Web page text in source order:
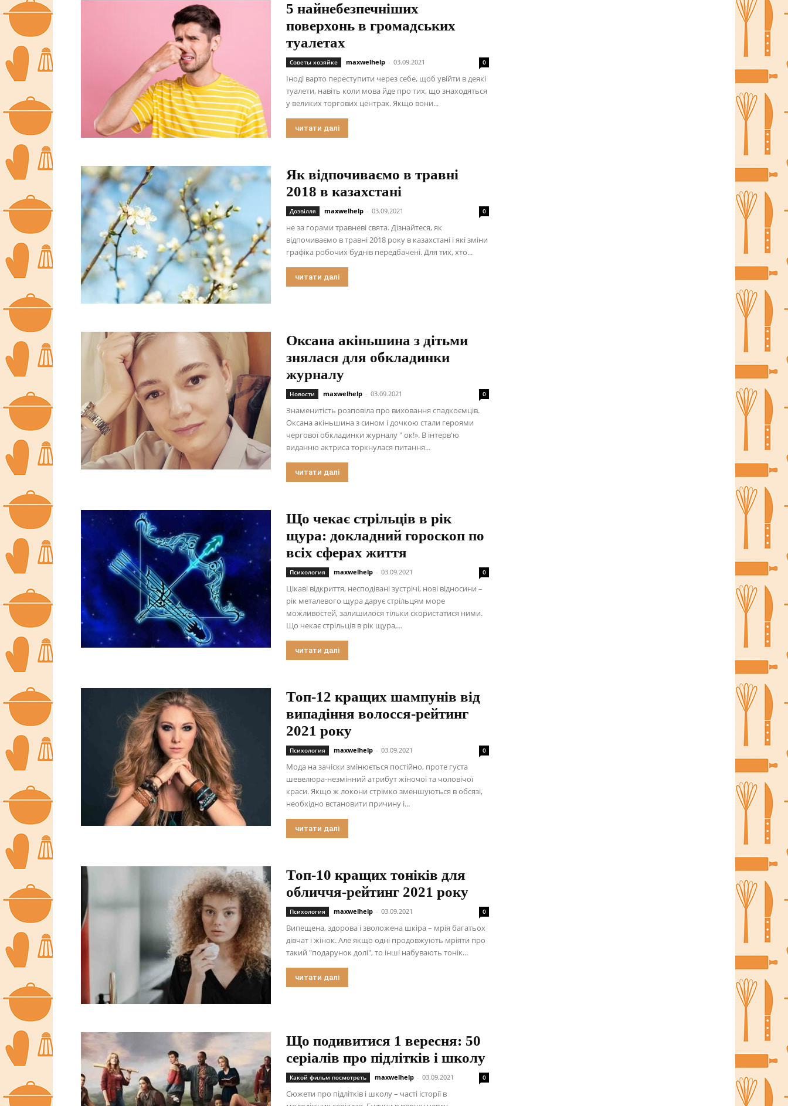
5 найнебезпечніших
поверхонь в громадських
туалетах
Советы хозяйке maxwelhelp - 03.09.2021 0
Іноді варто переступити через себе, щоб увійти в деякі
туалети, навіть коли мова йде про тих, що знаходяться
у великих торгових центрах. Якщо вони...
читати далі
Як відпочиваємо в травні
2018 в казахстані
Дозвілля maxwelhelp - 03.09.2021 0
не за горами травневі свята. Дізнайтеся, як
відпочиваємо в травні 2018 року в казахстані і які зміни
графіка робочих буднів передбачені. Для тих, хто...
читати далі
Оксана акіньшина з дітьми
знялася для обкладинки
журналу
Новости maxwelhelp - 03.09.2021 0
Знаменитість розповіла про виховання спадкоємців.
Оксана акіньшина з сином і дочкою стали героями
чергової обкладинки журналу " ок!». В інтерв'ю
виданню актриса торкнулася питання...
читати далі
Що чекає стрільців в рік
щура: докладний гороскоп по
всіх сферах життя
Психология maxwelhelp - 03.09.2021 0
Цікаві відкриття, несподівані зустрічі, нові відносини –
рік металевого щура дарує стрільцям море
можливостей, залишилося тільки скористатися ними.
Що чекає стрільців в рік щура,...
читати далі
Топ-12 кращих шампунів від
випадіння волосся-рейтинг
2021 року
Психология maxwelhelp - 03.09.2021 0
Мода на зачіски змінюється постійно, проте густа
шевелюра-незмінний атрибут жіночої та чоловічої
краси. Якщо ж локони стрімко зменшуються в обсязі,
необхідно встановити причину і...
читати далі
Топ-10 кращих тоніків для
обличчя-рейтинг 2021 року
Психология maxwelhelp - 03.09.2021 0
Випещена, здорова і зволожена шкіра – мрія багатьох
дівчат і жінок. Але якщо одні продовжують мріяти про
такий "подарунок долі", то інші набувають тонік...
читати далі
Що подивитися 1 вересня: 50
серіалів про підлітків і школу
Какой фильм посмотреть maxwelhelp - 03.09.2021 0
Сюжети про підлітків і школу – часті історії в